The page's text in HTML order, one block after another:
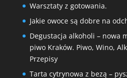
Warsztaty z gotowania.
Jakie owoce są dobre na
Degustacja alkoholi – nowa
piwo Kraków. Piwo, Wino,
Przepisy
Tarta cytrynowa z bezą –